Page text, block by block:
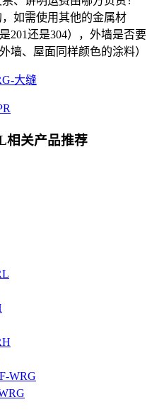
如需使用其他的金属材
201还是304），外墙是否要
墙、屋面同样颜色的涂料）
大缝
相关产品推荐